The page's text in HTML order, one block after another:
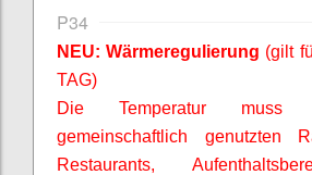
P34
NEU: Wärmeregulierung (gilt
TAG)
Die Temperatur
gemeinschaftlich genutzten
Restaurants,